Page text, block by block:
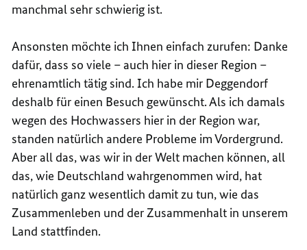
manchmal sehr schwierig ist.
Ansonsten möchte ich Ihnen einfach zurufen: Danke
dafür, dass so viele – auch hier in dieser Region –
ehrenamtlich tätig sind. Ich habe mir Deggendorf
deshalb für einen Besuch gewünscht. Als ich damals
wegen des Hochwassers hier in der Region war,
standen natürlich andere Probleme im Vordergrund.
Aber all das, was wir in der Welt machen können, all
das, wie Deutschland wahrgenommen wird, hat
natürlich ganz wesentlich damit zu tun, wie das
Zusammenleben und der Zusammenhalt in unserem
Land stattfinden.